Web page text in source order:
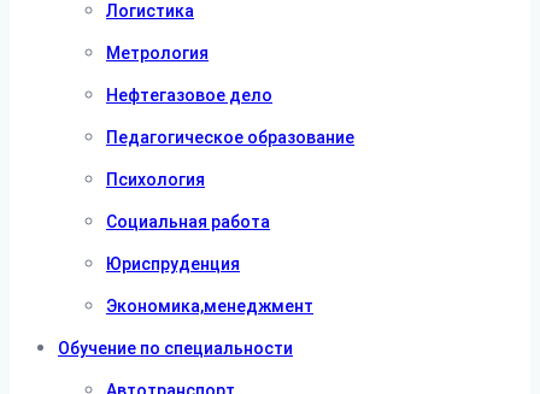
Логистика
Метрология
Нефтегазовое дело
Педагогическое образование
Психология
Социальная работа
Юриспруденция
Экономика,менеджмент
Обучение по специальности